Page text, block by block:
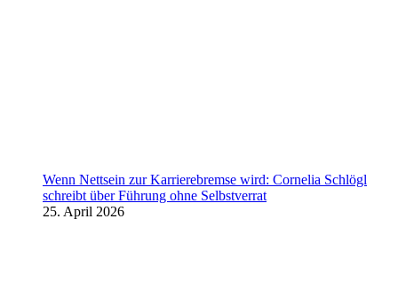
Wenn Nettsein zur Karrierebremse wird: Cornelia Schlögl
schreibt über Führung ohne Selbstverrat
25. April 2026